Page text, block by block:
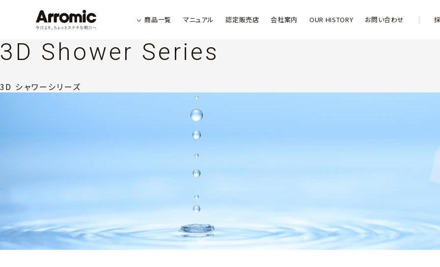
商品一覧 マニュアル 認定販売店 会社案内 OUR HISTORY お問い合わせ
3D Shower Series
3D シャワーシリーズ